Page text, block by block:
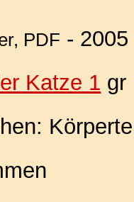
PDF - 2005
Katze 1 gr